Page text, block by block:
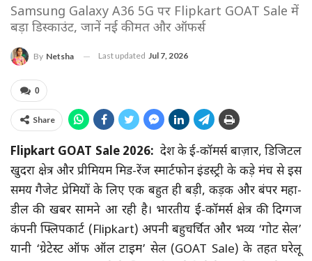
Samsung Galaxy A36 5G पर Flipkart GOAT Sale में
बड़ा डिस्काउंट, जानें नई कीमत और ऑफर्स
By Netsha Last updated Jul 7, 2026
0
Share
Flipkart GOAT Sale 2026: देश के ई-कॉमर्स बाज़ार, डिजिटल
खुदरा क्षेत्र और प्रीमियम मिड-रेंज स्मार्टफोन इंडस्ट्री के कड़े मंच से इस
समय गैजेट प्रेमियों के लिए एक बहुत ही बड़ी, कड़क और बंपर महा-
डील की खबर सामने आ रही है। भारतीय ई-कॉमर्स क्षेत्र की दिग्गज
कंपनी फ्लिपकार्ट (Flipkart) अपनी बहुचर्चित और भव्य ‘गोट सेल’
यानी ‘ग्रेटेस्ट ऑफ ऑल टाइम’ सेल (GOAT Sale) के तहत घरेलू